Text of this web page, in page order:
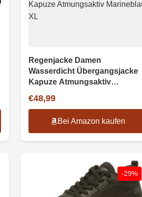
Regenjacke Damen
Wasserdicht Übergangsjacke
Kapuze Atmungsaktiv
€48,99
Bei Amazon kaufen
-29%